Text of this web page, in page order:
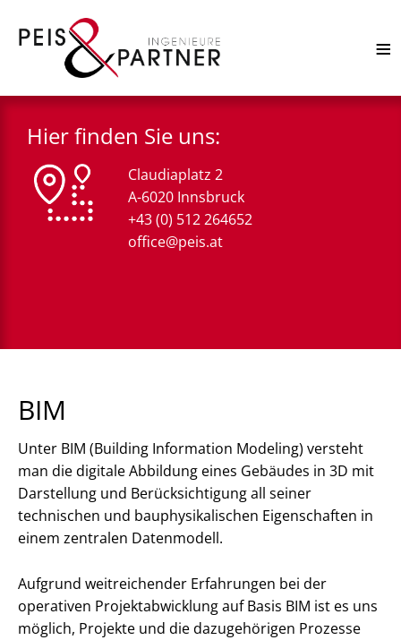
≡
Hier finden Sie uns:
Claudiaplatz 2
A-6020 Innsbruck
+43 (0) 512 264652
office@peis.at
BIM
Unter BIM (Building Information Modeling) versteht
man die digitale Abbildung eines Gebäudes in 3D mit
Darstellung und Berücksichtigung all seiner
technischen und bauphysikalischen Eigenschaften in
einem zentralen Datenmodell.
Aufgrund weitreichender Erfahrungen bei der
operativen Projektabwicklung auf Basis BIM ist es uns
möglich, Projekte und die dazugehörigen Prozesse